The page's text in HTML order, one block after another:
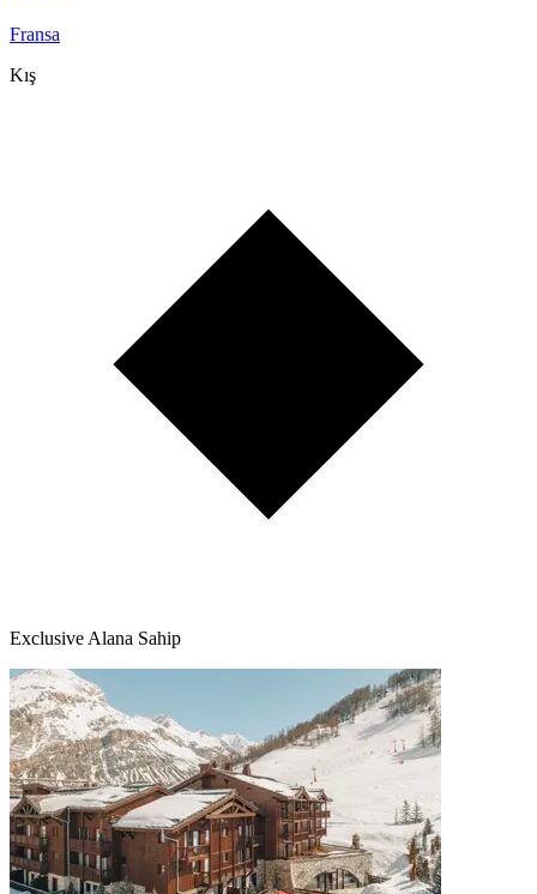
Fransa
Kış
Exclusive Alana Sahip